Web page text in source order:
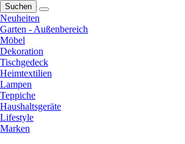
Suchen
Neuheiten
Garten - Außenbereich
Möbel
Dekoration
Tischgedeck
Heimtextilien
Lampen
Teppiche
Haushaltsgeräte
Lifestyle
Marken